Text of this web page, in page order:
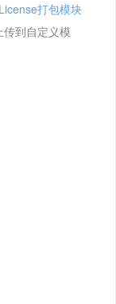
License打包模块
到自定义模